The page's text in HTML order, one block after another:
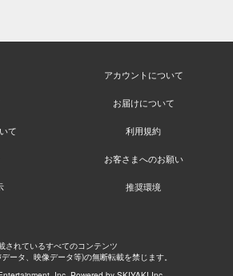
アカウントについて
お届けについて
て 利用規約
お客さまへのお願い
推奨環境
されているすべてのコンテンツ
ータ、映像データ等)の無断転載を禁じます。